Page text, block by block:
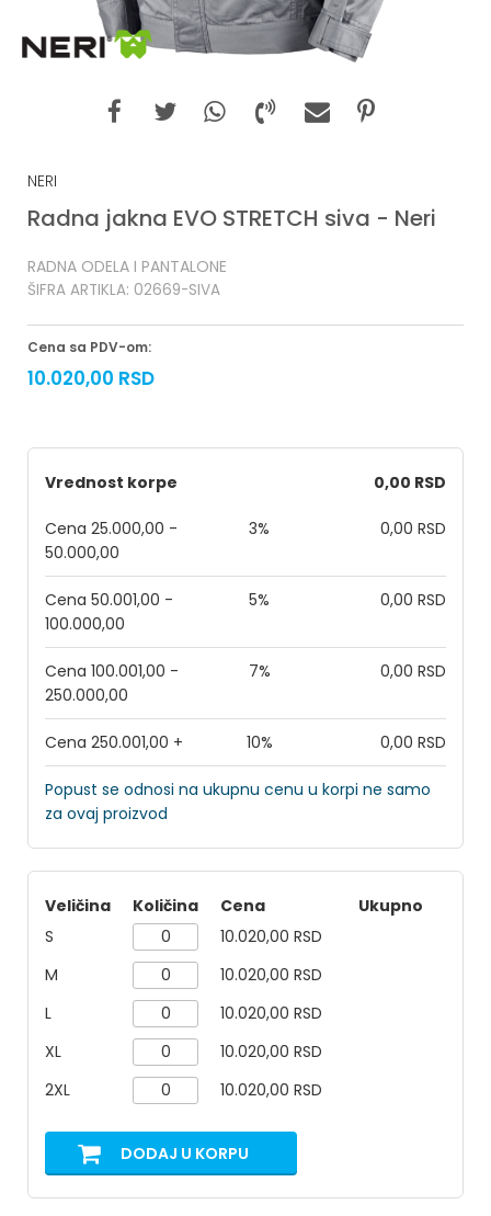
NERI
Radna jakna EVO STRETCH siva - Neri
RADNA ODELA I PANTALONE
ŠIFRA ARTIKLA: 02669-SIVA
Cena sa PDV-om:
10.020,00 RSD
Vrednost korpe 0,00 RSD
Cena 25.000,00 -
50.000,00
3% 0,00 RSD
Cena 50.001,00 -
100.000,00
5% 0,00 RSD
Cena 100.001,00 -
250.000,00
7% 0,00 RSD
Cena 250.001,00 + 10% 0,00 RSD
Popust se odnosi na ukupnu cenu u korpi ne samo
za ovaj proizvod
Veličina Količina Cena
Ukupno
S
10.020,00 RSD
M
10.020,00 RSD
L
10.020,00 RSD
XL
10.020,00 RSD
2XL
10.020,00 RSD
DODAJ U KORPU